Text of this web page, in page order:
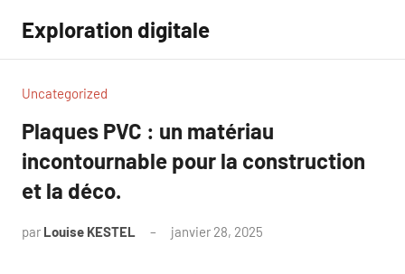
contenu
Exploration digitale
Uncategorized
Plaques PVC : un matériau
incontournable pour la construction
et la déco.
par Louise KESTEL janvier 28, 2025